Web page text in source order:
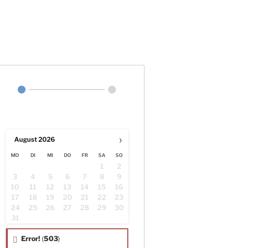
›
August 2026
MO DI MI DO FR SA SO
1
2
3
4 5 6 7 8
9
10
11 12 13 14 15
16
17
18 19 20 21 22
23
24
25 26 27 28 29
30
31
Error!(503)